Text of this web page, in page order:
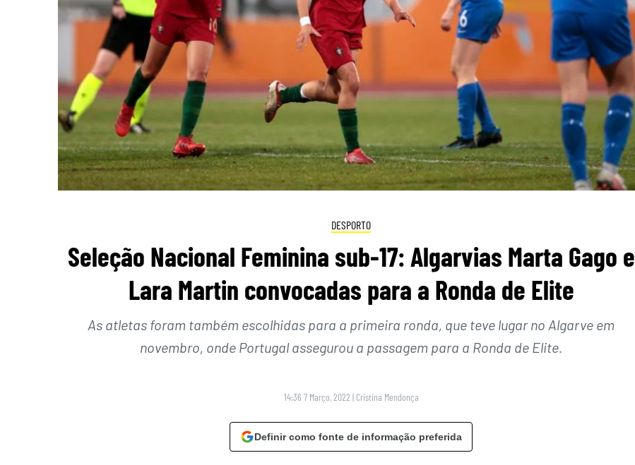
DESPORTO
Seleção Nacional Feminina sub-17: Algarvias Marta Gago e
Lara Martin convocadas para a Ronda de Elite
As atletas foram também escolhidas para a primeira ronda, que teve lugar no Algarve em
novembro, onde Portugal assegurou a passagem para a Ronda de Elite.
14:36 7 Março, 2022 | Cristina Mendonça
Definir como fonte de informação preferida